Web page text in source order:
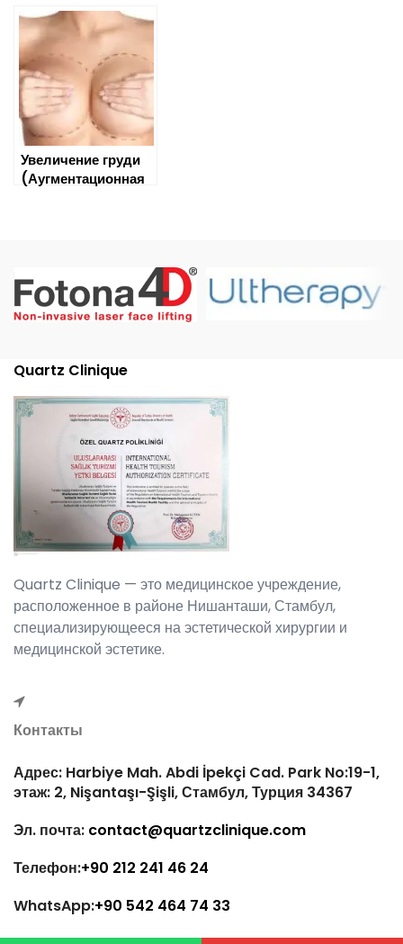
Увеличение груди
(Аугментационная
Quartz Clinique
Quartz Clinique — это медицинское учреждение,
расположенное в районе Нишанташи, Стамбул,
специализирующееся на эстетической хирургии и
медицинской эстетике.
Контакты
Адрес: Harbiye Mah. Abdi İpekçi Cad. Park No:19-1,
этаж: 2, Nişantaşı-Şişli, Стамбул, Турция 34367
Эл. почта: contact@quartzclinique.com
Телефон:+90 212 241 46 24
WhatsApp:+90 542 464 74 33